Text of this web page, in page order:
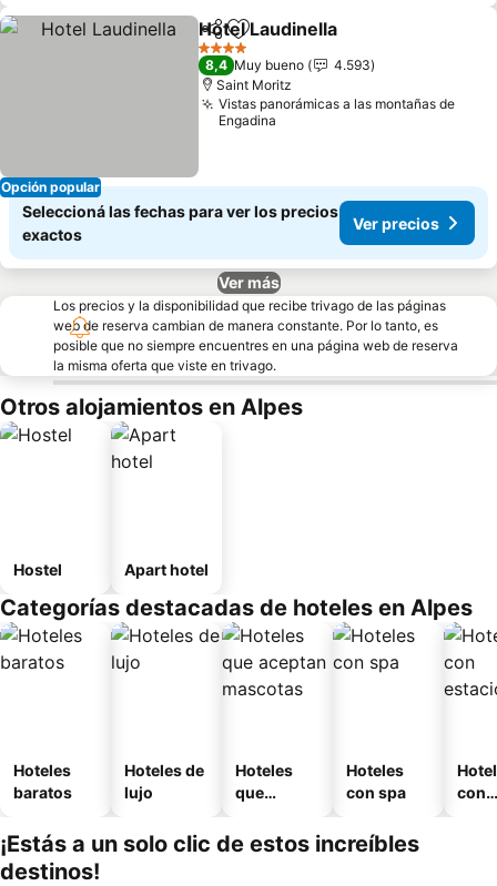
Opción popular
CompartirAñadir a favoritos
Hotel Laudinella
4 Estrellas
8,4 Muy bueno
4.593
Saint Moritz
Vistas panorámicas a las montañas de
Engadina
Seleccioná las fechas para ver los precios
exactos
Ver precios
Ver más
Los precios y la disponibilidad que recibe trivago de las páginas
web de reserva cambian de manera constante. Por lo tanto, es
posible que no siempre encuentres en una página web de reserva
la misma oferta que viste en trivago.
Otros alojamientos en Alpes
Hostel Apart hotel
Categorías destacadas de hoteles en Alpes
Hoteles
baratos
Hoteles de
lujo
Hoteles
que
mascotas
Hoteles
con spa
con
¡Estás a un solo clic de estos increíbles
destinos!